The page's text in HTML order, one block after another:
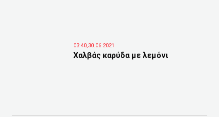
03:40,30.06.2021
Χαλβάς καρύδα με λεμόνι